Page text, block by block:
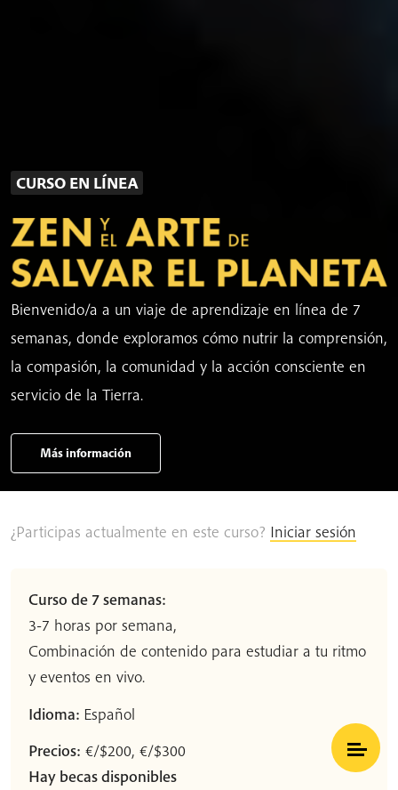
CURSO EN LÍNEA
Bienvenido/a a un viaje de aprendizaje en línea de 7
semanas, donde exploramos cómo nutrir la comprensión,
la compasión, la comunidad y la acción consciente en
servicio de la Tierra.
Más información
¿Participas actualmente en este curso? Iniciar sesión
Curso de 7 semanas:
3-7 horas por semana,
Combinación de contenido para estudiar a tu ritmo
y eventos en vivo.
Idioma: Español
Precios: €/$200, €/$300
Hay becas disponibles